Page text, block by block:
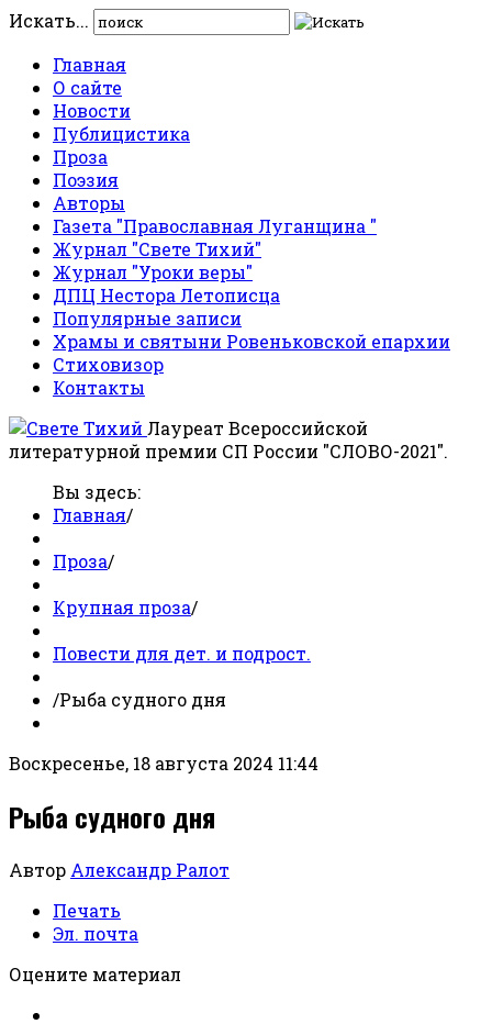
Искать...
Главная
О сайте
Новости
Публицистика
Проза
Поэзия
Авторы
Газета "Православная Луганщина "
Журнал "Свете Тихий"
Журнал "Уроки веры"
ДПЦ Нестора Летописца
Популярные записи
Храмы и святыни Ровеньковской епархии
Стиховизор
Контакты
Лауреат Всероссийской
литературной премии СП России "СЛОВО-2021".
Вы здесь:
Главная/
Проза/
Крупная проза/
Повести для дет. и подрост.
/Рыба судного дня
Воскресенье, 18 августа 2024 11:44
Рыба судного дня
Автор Александр Ралот
Печать
Эл. почта
Оцените материал